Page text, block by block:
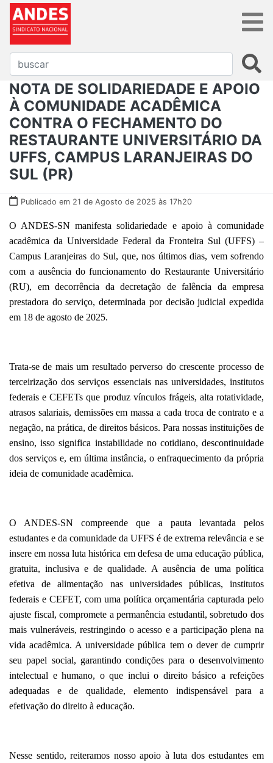
NOTA DE SOLIDARIEDADE E APOIO
À COMUNIDADE ACADÊMICA
CONTRA O FECHAMENTO DO
RESTAURANTE UNIVERSITÁRIO DA
UFFS, CAMPUS LARANJEIRAS DO
SUL (PR)
Publicado em 21 de Agosto de 2025 às 17h20
O ANDES-SN manifesta solidariedade e apoio à comunidade
acadêmica da Universidade Federal da Fronteira Sul (UFFS) –
Campus Laranjeiras do Sul, que, nos últimos dias, vem sofrendo
com a ausência do funcionamento do Restaurante Universitário
(RU), em decorrência da decretação de falência da empresa
prestadora do serviço, determinada por decisão judicial expedida
em 18 de agosto de 2025.
Trata-se de mais um resultado perverso do crescente processo de
terceirização dos serviços essenciais nas universidades, institutos
federais e CEFETs que produz vínculos frágeis, alta rotatividade,
atrasos salariais, demissões em massa a cada troca de contrato e a
negação, na prática, de direitos básicos. Para nossas instituições de
ensino, isso significa instabilidade no cotidiano, descontinuidade
dos serviços e, em última instância, o enfraquecimento da própria
ideia de comunidade acadêmica.
O ANDES-SN compreende que a pauta levantada pelos
estudantes e da comunidade da UFFS é de extrema relevância e se
insere em nossa luta histórica em defesa de uma educação pública,
gratuita, inclusiva e de qualidade. A ausência de uma política
efetiva de alimentação nas universidades públicas, institutos
federais e CEFET, com uma política orçamentária capturada pelo
ajuste fiscal, compromete a permanência estudantil, sobretudo dos
mais vulneráveis, restringindo o acesso e a participação plena na
vida acadêmica. A universidade pública tem o dever de cumprir
seu papel social, garantindo condições para o desenvolvimento
intelectual e humano, o que inclui o direito básico a refeições
adequadas e de qualidade, elemento indispensável para a
efetivação do direito à educação.
Nesse sentido, reiteramos nosso apoio à luta dos estudantes em